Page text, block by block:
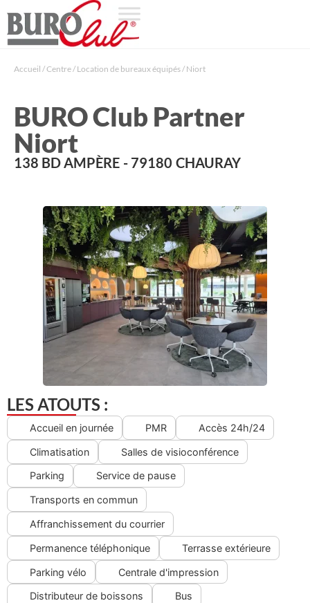
Accueil /Centre/ Location de bureaux équipés/ Niort
BURO Club Partner
Niort
138 BD AMPÈRE - 79180 CHAURAY
LES ATOUTS :
Accueil en journée PMR Accès 24h/24
Climatisation Salles de visioconférence
Parking Service de pause
Transports en commun
Affranchissement du courrier
Permanence téléphonique Terrasse extérieure
Parking vélo Centrale d'impression
Distributeur de boissons Bus